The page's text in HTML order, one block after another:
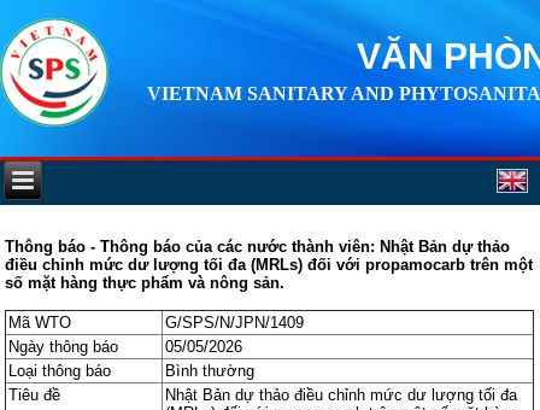
VĂN
VIETNAM SANITARY AND
Thông báo - Thông báo của các nước thành viên: Nhật Bản dự thảo
điều chỉnh mức dư lượng tối đa (MRLs) đối với propamocarb trên một
số mặt hàng thực phẩm và nông sản.
Mã WTO
G/SPS/N/JPN/1409
Ngày thông báo
05/05/2026
Loại thông báo
Bình thường
Tiêu đề
Nhật Bản dự thảo điều chỉnh mức dư lượng tối đa